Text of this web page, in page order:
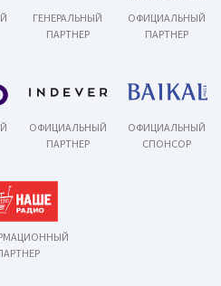
ГЕНЕРАЛЬНЫЙ
ПАРТНЕР
ОФИЦИАЛЬНЫЙ
ПАРТНЕР
ОФИЦИАЛЬНЫЙ
ПАРТНЕР
ОФИЦИАЛЬНЫЙ
СПОНСОР